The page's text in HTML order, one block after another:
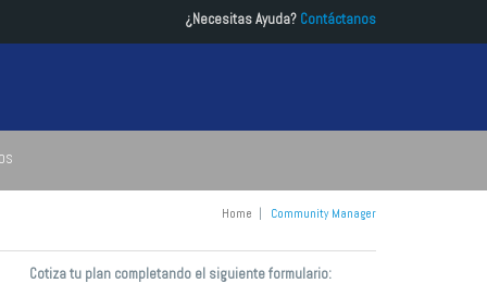
¿Necesitas Ayuda? Contáctanos
Home Community Manager
Cotiza tu plan completando el siguiente formulario: